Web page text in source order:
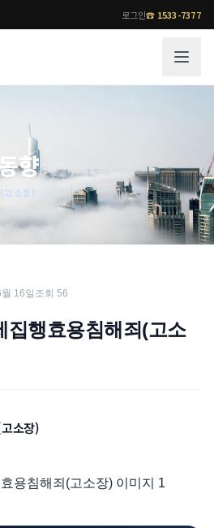
로그인☎ 1533-7377
기업 인사이트
사례분석/최신동향
법률지식인
각 전문 변호사
향
고소장)
16일 조회 56
집행효용침해죄(고소
소장)